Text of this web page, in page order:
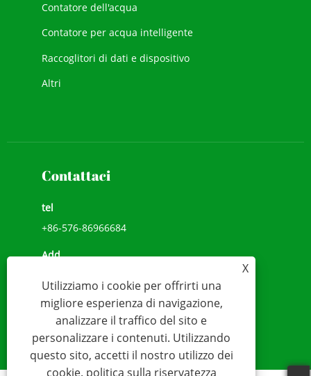
Contatore dell'acqua
Contatore per acqua intelligente
Raccoglitori di dati e dispositivo
Altri
Contattaci
tel
+86-576-86966684
Add
WENLING, ZHEJIANG, CINA(317500)
E-mail
sales@younio.com
X
Utilizziamo i cookie per offrirti una
migliore esperienza di navigazione,
analizzare il traffico del sito e
personalizzare i contenuti. Utilizzando
questo sito, accetti il ​​nostro utilizzo dei
cookie. politica sulla riservatezza